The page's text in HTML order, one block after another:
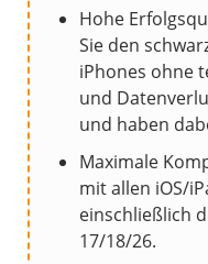
Hohe
Sie den
iPhones ohne
und
und haben
Maximale
mit allen iOS/
einschließlich
17/18/26.